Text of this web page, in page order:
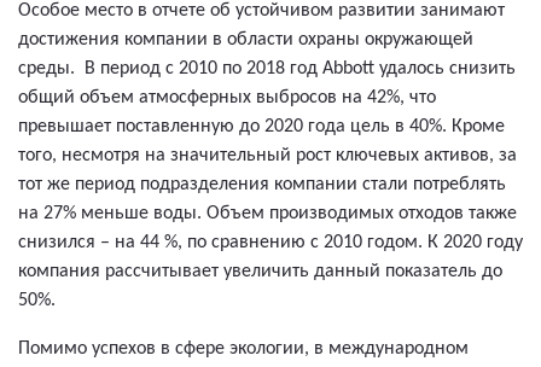
Особое место в отчете об устойчивом развитии занимают
достижения компании в области охраны окружающей
среды. В период с 2010 по 2018 год Abbott удалось снизить
общий объем атмосферных выбросов на 42%, что
превышает поставленную до 2020 года цель в 40%. Кроме
того, несмотря на значительный рост ключевых активов, за
тот же период подразделения компании стали потреблять
на 27% меньше воды. Объем производимых отходов также
снизился – на 44 %, по сравнению с 2010 годом. К 2020 году
компания рассчитывает увеличить данный показатель до
50%.
Помимо успехов в сфере экологии, в международном